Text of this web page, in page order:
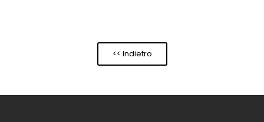
<< Indietro